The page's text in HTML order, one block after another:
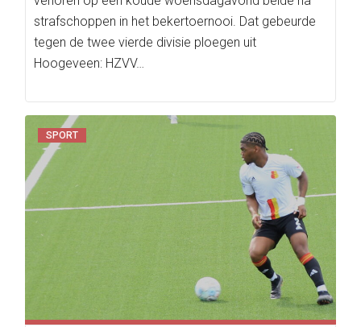
strafschoppen in het bekertoernooi. Dat gebeurde
tegen de twee vierde divisie ploegen uit
Hoogeveen: HZVV…
SPORT